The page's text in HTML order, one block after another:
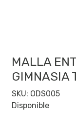
MALLA
GIMNASIA
SKU: ODS005
Disponible